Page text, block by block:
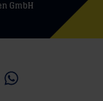
GmbH
Instagram
auf Youtube
uns auf
Besucht uns auf